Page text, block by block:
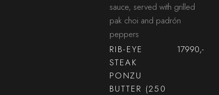
sauce, served with grilled
pak choi and padrón
peppers
RIB-EYE
STEAK
PONZU
BUTTER (250
17990,-